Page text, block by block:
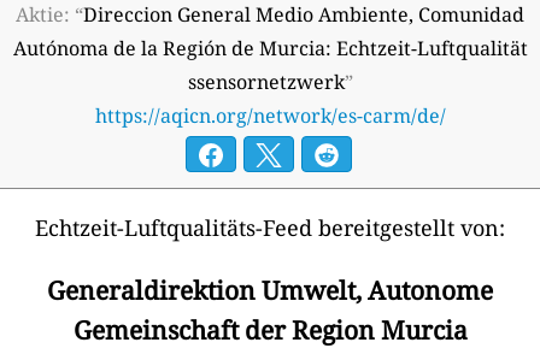
Aktie: “Direccion General Medio Ambiente, Comunidad
Autónoma de la Región de Murcia: Echtzeit-Luftqualität
ssensornetzwerk”
https://aqicn.org/network/es-carm/de/
Echtzeit-Luftqualitäts-Feed bereitgestellt von:
Generaldirektion Umwelt, Autonome
Gemeinschaft der Region Murcia